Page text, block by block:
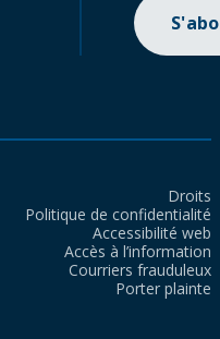
Droits
Politique de confidentialité
Accessibilité web
Accès à l’information
Courriers frauduleux
Porter plainte